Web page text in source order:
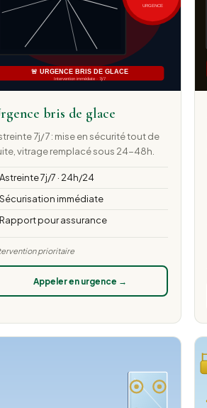
bris de glace
7j/7 : mise en sécurité tout de
vitrage remplacé sous 24-48h.
Astreinte 7j/7 · 24h/24
Sécurisation immédiate
Rapport pour assurance
prioritaire
Appeler en urgence →